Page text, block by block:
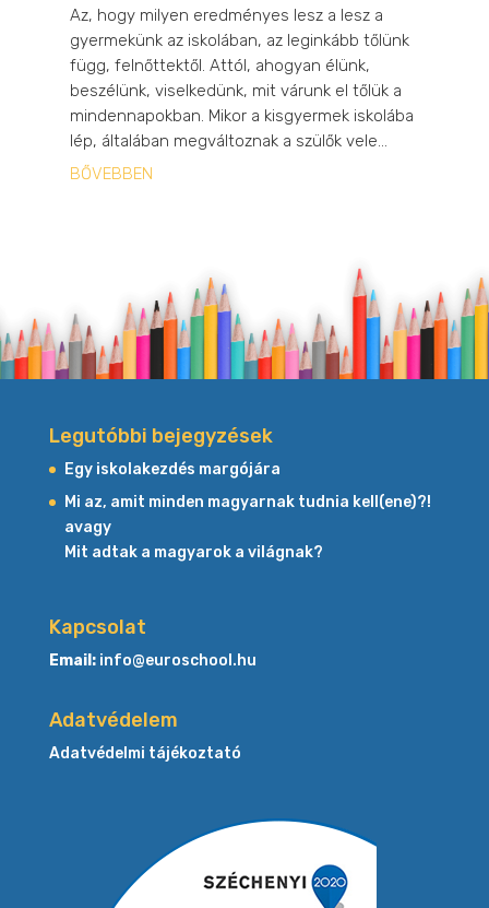
Az, hogy milyen eredményes lesz a lesz a
gyermekünk az iskolában, az leginkább tőlünk
függ, felnőttektől. Attól, ahogyan élünk,
beszélünk, viselkedünk, mit várunk el tőlük a
mindennapokban. Mikor a kisgyermek iskolába
lép, általában megváltoznak a szülők vele...
BŐVEBBEN
Legutóbbi bejegyzések
Egy iskolakezdés margójára
Mi az, amit minden magyarnak tudnia kell(ene)?!
avagy
Mit adtak a magyarok a világnak?
Kapcsolat
Email: info@euroschool.hu
Adatvédelem
Adatvédelmi tájékoztató